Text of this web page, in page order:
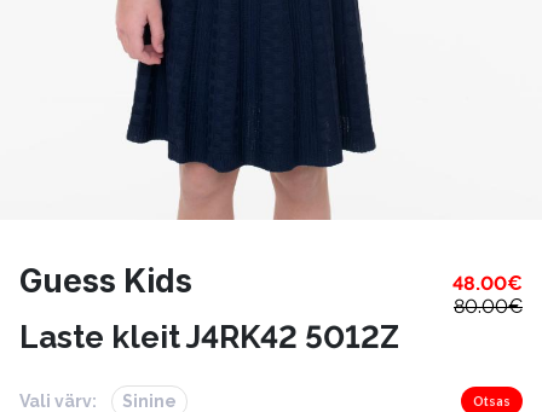
Guess Kids 48.00€
80.00€
Laste kleit J4RK42 5012Z
Vali värv: Sinine Otsas